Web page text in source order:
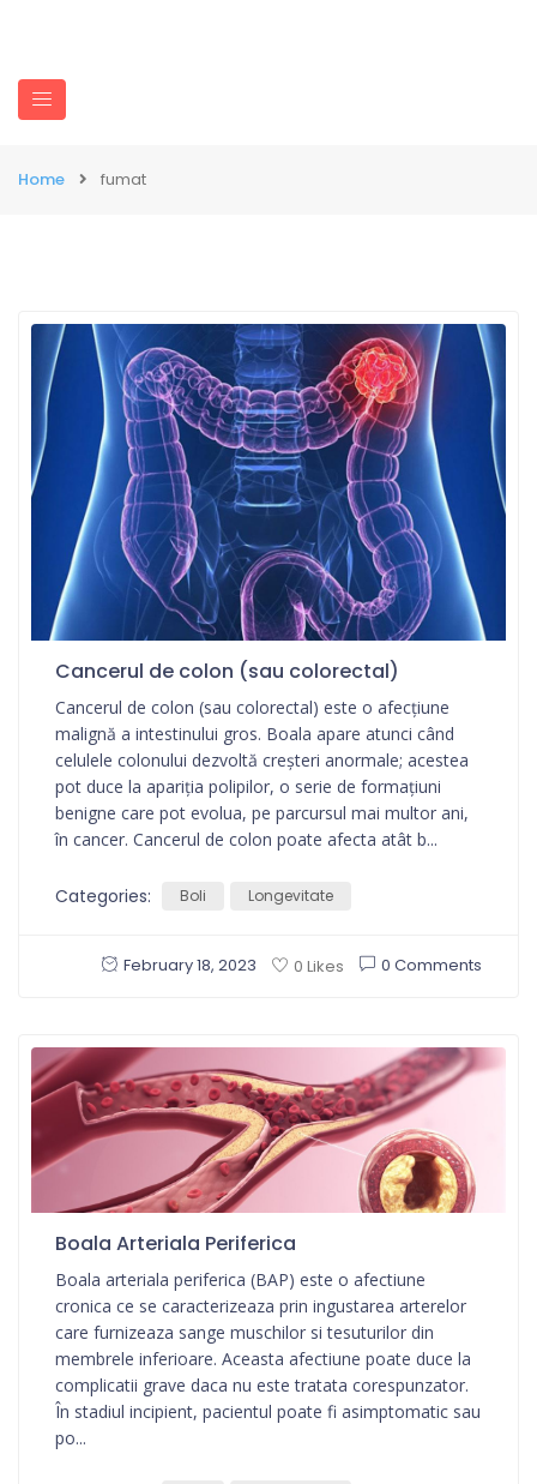
Home fumat
Cancerul de colon (sau colorectal)
Cancerul de colon (sau colorectal) este o afecțiune
malignă a intestinului gros. Boala apare atunci când
celulele colonului dezvoltă creșteri anormale; acestea
pot duce la apariția polipilor, o serie de formațiuni
benigne care pot evolua, pe parcursul mai multor ani,
în cancer. Cancerul de colon poate afecta atât b...
Categories: Boli Longevitate
February 18, 2023 0 Likes 0 Comments
Boala Arteriala Periferica
Boala arteriala periferica (BAP) este o afectiune
cronica ce se caracterizeaza prin ingustarea arterelor
care furnizeaza sange muschilor si tesuturilor din
membrele inferioare. Aceasta afectiune poate duce la
complicatii grave daca nu este tratata corespunzator.
În stadiul incipient, pacientul poate fi asimptomatic sau
po...